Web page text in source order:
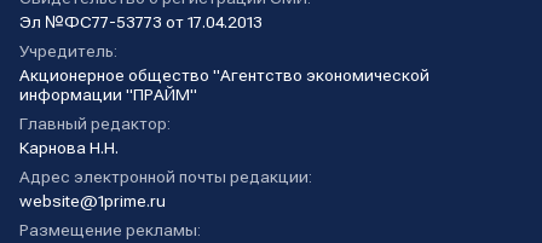
Эл №ФС77-53773 от 17.04.2013
Учредитель:
Акционерное общество "Агентство экономической
информации "ПРАЙМ"
Главный редактор:
Карнова Н.Н.
Адрес электронной почты редакции:
website@1prime.ru
Размещение рекламы: